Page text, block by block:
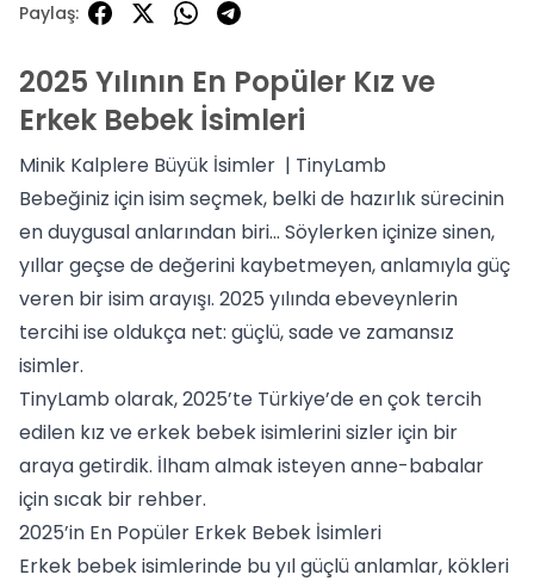
Paylaş:
2025 Yılının En Popüler Kız ve
Erkek Bebek İsimleri
Minik Kalplere Büyük İsimler | TinyLamb
Bebeğiniz için isim seçmek, belki de hazırlık sürecinin
en duygusal anlarından biri… Söylerken içinize sinen,
yıllar geçse de değerini kaybetmeyen, anlamıyla güç
veren bir isim arayışı. 2025 yılında ebeveynlerin
tercihi ise oldukça net: güçlü, sade ve zamansız
isimler.
TinyLamb olarak, 2025’te Türkiye’de en çok tercih
edilen kız ve erkek bebek isimlerini sizler için bir
araya getirdik. İlham almak isteyen anne-babalar
için sıcak bir rehber.
2025’in En Popüler Erkek Bebek İsimleri
Erkek bebek isimlerinde bu yıl güçlü anlamlar, kökleri